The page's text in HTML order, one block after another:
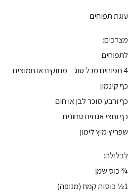
עוגת תפוחים
מצרכים:
לתפוחים:
4 תפוחים מכל סוג – מתוקים או חמוצים
כף קינמון
כף ורבע סוכר לבן או חום
כף וחצי אגוזים טחונים
שפריץ מיץ לימון
לבלילה:
¾ כוס שמן
1½ כוסות קמח (מנופה)